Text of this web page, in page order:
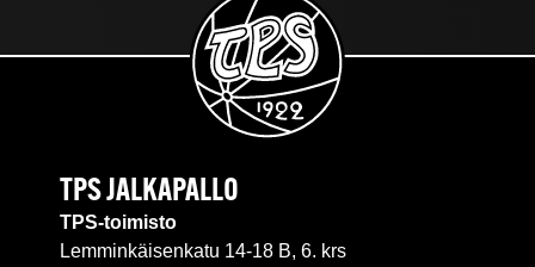
TPS JALKAPALLO
TPS-toimisto
Lemminkäisenkatu 14-18 B, 6. krs